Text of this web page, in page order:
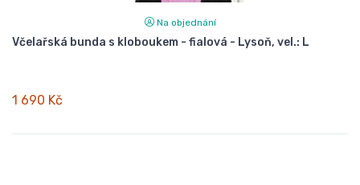
Na objednání
Včelařská bunda s kloboukem - fialová - Lysoň, vel.: L
1 690 Kč